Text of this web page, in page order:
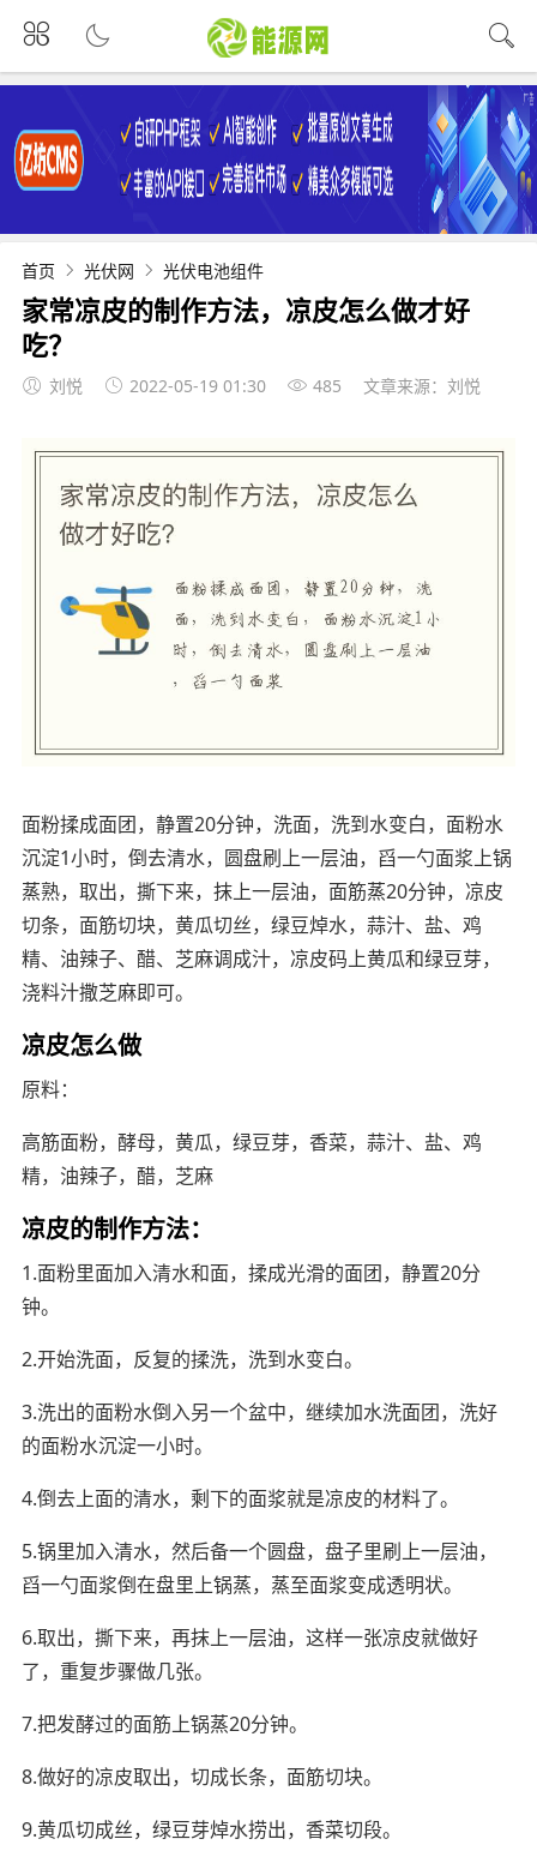
首页 光伏网 光伏电池组件
家常凉皮的制作方法，凉皮怎么做才好
吃？
刘悦 2022-05-19 01:30 485 文章来源：刘悦
面粉揉成面团，静置20分钟，洗面，洗到水变白，面粉水
沉淀1小时，倒去清水，圆盘刷上一层油，舀一勺面浆上锅
蒸熟，取出，撕下来，抹上一层油，面筋蒸20分钟，凉皮
切条，面筋切块，黄瓜切丝，绿豆焯水，蒜汁、盐、鸡
精、油辣子、醋、芝麻调成汁，凉皮码上黄瓜和绿豆芽，
浇料汁撒芝麻即可。
凉皮怎么做
原料：
高筋面粉，酵母，黄瓜，绿豆芽，香菜，蒜汁、盐、鸡
精，油辣子，醋，芝麻
凉皮的制作方法：
1.面粉里面加入清水和面，揉成光滑的面团，静置20分
钟。
2.开始洗面，反复的揉洗，洗到水变白。
3.洗出的面粉水倒入另一个盆中，继续加水洗面团，洗好
的面粉水沉淀一小时。
4.倒去上面的清水，剩下的面浆就是凉皮的材料了。
5.锅里加入清水，然后备一个圆盘，盘子里刷上一层油，
舀一勺面浆倒在盘里上锅蒸，蒸至面浆变成透明状。
6.取出，撕下来，再抹上一层油，这样一张凉皮就做好
了，重复步骤做几张。
7.把发酵过的面筋上锅蒸20分钟。
8.做好的凉皮取出，切成长条，面筋切块。
9.黄瓜切成丝，绿豆芽焯水捞出，香菜切段。